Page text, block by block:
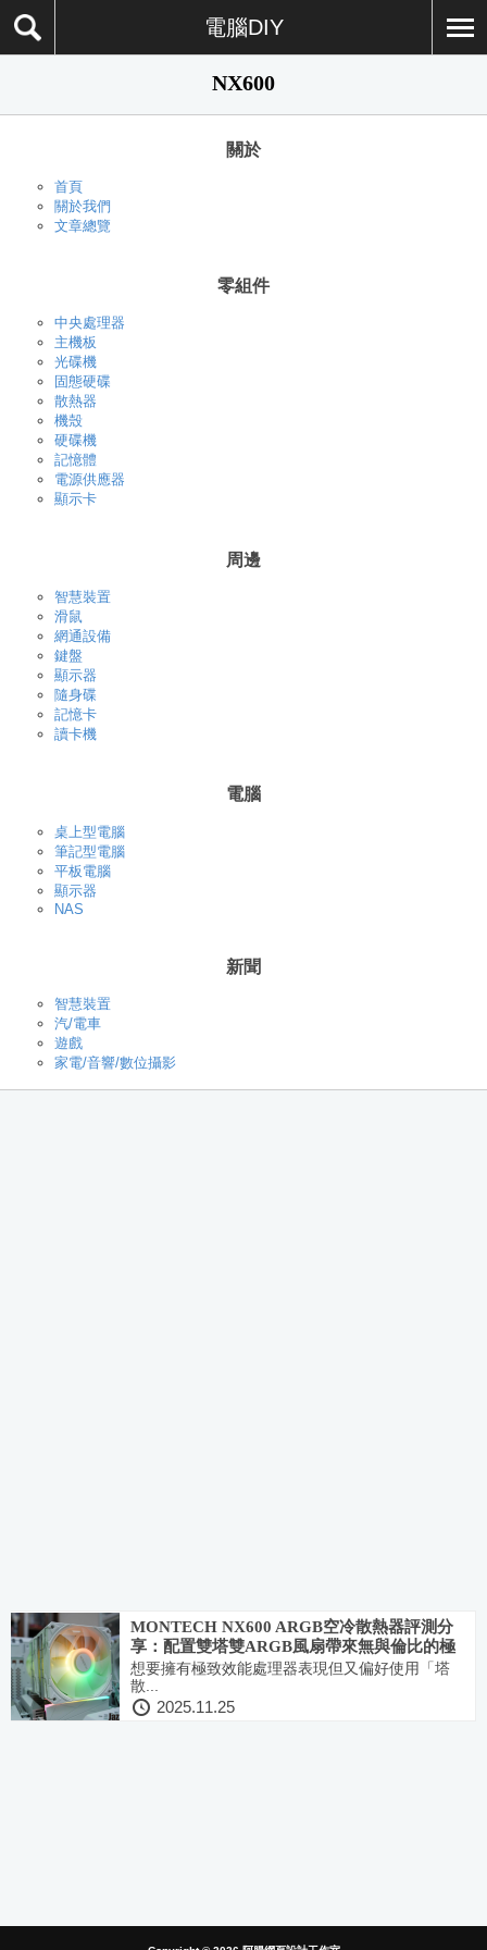
電腦DIY
NX600
關於
首頁
關於我們
文章總覽
零組件
中央處理器
主機板
光碟機
固態硬碟
散熱器
機殼
硬碟機
記憶體
電源供應器
顯示卡
周邊
智慧裝置
滑鼠
網通設備
鍵盤
顯示器
隨身碟
記憶卡
讀卡機
電腦
桌上型電腦
筆記型電腦
平板電腦
顯示器
NAS
新聞
智慧裝置
汽/電車
遊戲
家電/音響/數位攝影
MONTECH NX600 ARGB空冷散熱器評測分
享：配置雙塔雙ARGB風扇帶來無與倫比的極
致散熱表現！
想要擁有極致效能處理器表現但又偏好使用「塔
散...
2025.11.25